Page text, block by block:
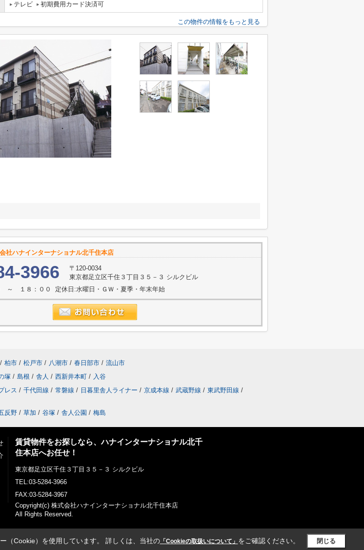
テレビ
初期費用カード決済可
この物件の情報をもっと見る
社ハナインターナショナル北千住本店
3966
〒120-0034
東京都足立区千住３丁目３５－３ シルクビル
～ １８：００ 定休日:水曜日・ＧＷ・夏季・年末年始
/ 柏市 / 松戸市 / 八潮市 / 春日部市 / 流山市
塚 / 島根 / 舎人 / 西新井本町 / 入谷
レス / 千代田線 / 常磐線 / 日暮里舎人ライナー / 京成本線 / 武蔵野線 / 東武野田線 /
反野 / 草加 / 谷塚 / 舎人公園 / 梅島
賃貸物件をお探しなら、ハナインターナショナル北千
住本店へお任せ！
東京都足立区千住３丁目３５－３ シルクビル
TEL:03-5284-3966
FAX:03-5284-3967
Copyright(c) 株式会社ハナインターナショナル北千住本店
All Rights Reserved.
（Cookie）を使用しています。 詳しくは、当社の「Cookieの取扱いについて」 をご確認ください。 閉じる